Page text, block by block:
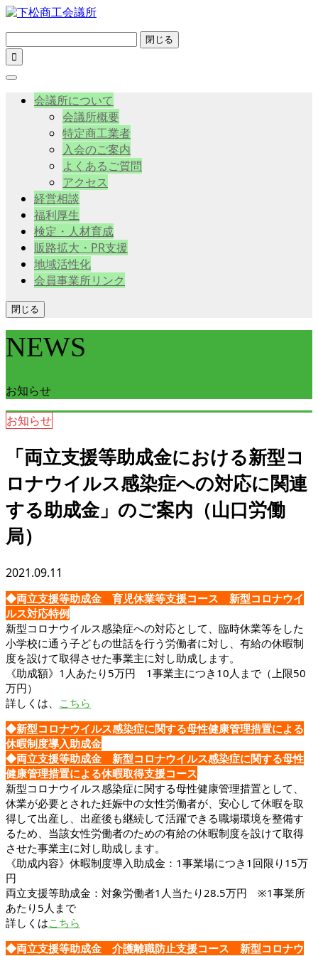
閉じる

会議所について
会議所概要
特定商工業者
入会のご案内
よくあるご質問
アクセス
経営相談
福利厚生
検定・人材育成
販路拡大・PR支援
地域活性化
会員事業所リンク
閉じる
NEWS
お知らせ
お知らせ
「両立支援等助成金における新型コ
ロナウイルス感染症への対応に関連
する助成金」のご案内（山口労働
局）
2021.09.11
◆両立支援等助成金 育児休業等支援コース 新型コロナウイ
ルス対応特例
新型コロナウイルス感染症への対応として、臨時休業等をした
小学校に通う子どもの世話を行う労働者に対し、有給の休暇制
度を設けて取得させた事業主に対し助成します。
《助成額》1人あたり5万円 1事業主につき10人まで（上限50
万円）
詳しくは、 こちら
◆新型コロナウイルス感染症に関する母性健康管理措置による
休暇制度導入助成金
◆両立支援等助成金 新型コロナウイルス感染症に関する母性
健康管理措置による休暇取得支援コース
新型コロナウイルス感染症に関する母性健康管理措置として、
休業が必要とされた妊娠中の女性労働者が、安心して休暇を取
得して出産し、出産後も継続して活躍できる職場環境を整備す
るため、当該女性労働者のための有給の休暇制度を設けて取得
させた事業主に対し助成します。
《助成内容》休暇制度導入助成金：1事業場につき1回限り15万
円
両立支援等助成金：対象労働者1人当たり28.5万円 ※1事業所
あたり5人まで
詳しくはこちら
◆両立支援等助成金 介護離職防止支援コース 新型コロナウ